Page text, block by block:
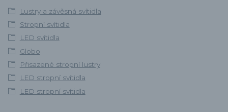
Lustry a závěsná svítidla
Stropní svítidla
LED svítidla
Globo
Přisazené stropní lustry
LED stropní svítidla
LED stropní svítidla